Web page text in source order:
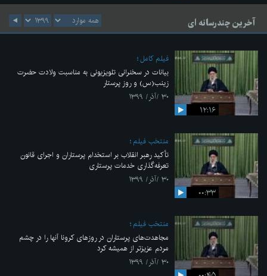
آخرین چندرسانه ای
۱۲:۱۶
فیلم کامل
بیانات در سخنرانی تلویزیونی به مناسبت ولادت حضرت
زینب(س) و روز پرستار
۳۰ /آذر/ ۱۳۹۹
۰۰:۳۳
منتخب فیلم
تأکید رهبر انقلاب بر استخدام پرستاران و اجرای قانون
تعرفه‌گذاری خدمات پرستاری
۳۰ /آذر/ ۱۳۹۹
منتخب فیلم
مجاهدت‌های پرستاران در روزهای کرونا آنها را در چشم
مردم عزیزتر از همیشه کرد
۳۰ /آذر/ ۱۳۹۹